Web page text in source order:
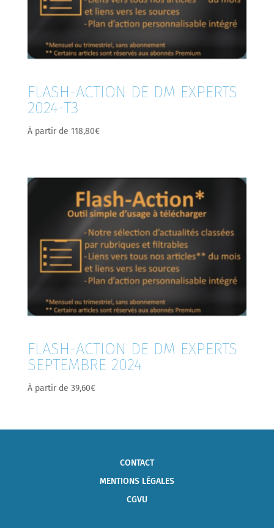
FLASH-ACTION DE DM EXPERTS
2024-T3
À partir de 118,80€
FLASH-ACTION DE DM EXPERTS
SEPTEMBRE 2024
À partir de 39,60€
CONTACT
MENTIONS LÉGALES
CGVU